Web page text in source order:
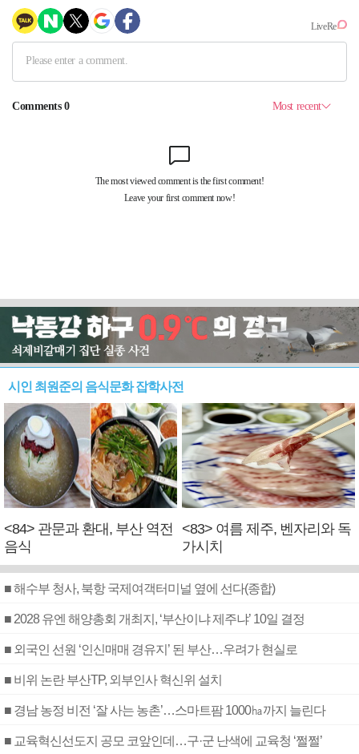
시인 최원준의 음식문화 잡학사전
<84> 관문과 환대, 부산 역전
음식
<83> 여름 제주, 벤자리와 독
가시치
■ 해수부 청사, 북항 국제여객터미널 옆에 선다(종합)
■ 2028 유엔 해양총회 개최지, ‘부산이냐 제주냐’ 10일 결정
■ 외국인 선원 ‘인신매매 경유지’ 된 부산…우려가 현실로
■ 비위 논란 부산TP, 외부인사 혁신위 설치
■ 경남 농정 비전 ‘잘 사는 농촌’…스마트팜 1000㏊까지 늘린다
■ 교육혁신선도지 공모 코앞인데…구·군 난색에 교육청 ‘쩔쩔’